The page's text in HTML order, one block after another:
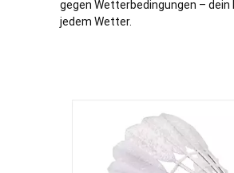
gegen Wetterbedingungen – dein
jedem Wetter.